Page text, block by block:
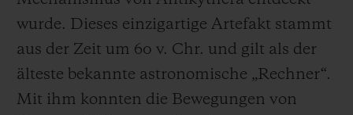
wurde. Dieses einzigartige Artefakt stammt
aus der Zeit um 60 v. Chr. und gilt als der
älteste bekannte astronomische „Rechner“.
Mit ihm konnten die Bewegungen von